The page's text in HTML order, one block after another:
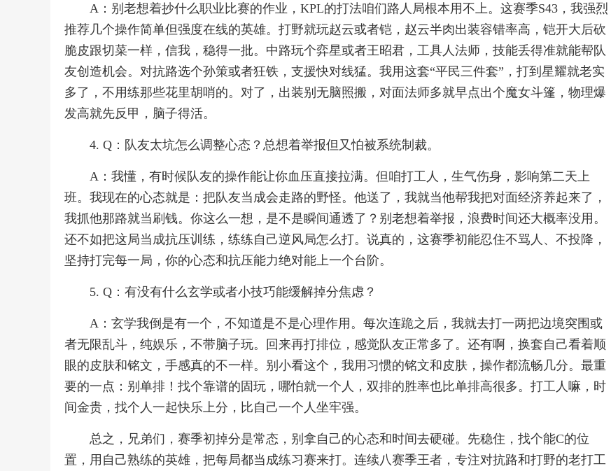
A：别老想着抄什么职业比赛的作业，KPL的打法咱们路人局根本用不上。这赛季S43，我强烈
推荐几个操作简单但强度在线的英雄。打野就玩赵云或者铠，赵云半肉出装容错率高，铠开大后砍
脆皮跟切菜一样，信我，稳得一批。中路玩个弈星或者王昭君，工具人法师，技能丢得准就能帮队
友创造机会。对抗路选个孙策或者狂铁，支援快对线猛。我用这套“平民三件套”，打到星耀就老实
多了，不用练那些花里胡哨的。对了，出装别无脑照搬，对面法师多就早点出个魔女斗篷，物理爆
发高就先反甲，脑子得活。
4. Q：队友太坑怎么调整心态？总想着举报但又怕被系统制裁。
A：我懂，有时候队友的操作能让你血压直接拉满。但咱打工人，生气伤身，影响第二天上
班。我现在的心态就是：把队友当成会走路的野怪。他送了，我就当他帮我把对面经济养起来了，
我抓他那路就当刷钱。你这么一想，是不是瞬间通透了？别老想着举报，浪费时间还大概率没用。
还不如把这局当成抗压训练，练练自己逆风局怎么打。说真的，这赛季初能忍住不骂人、不投降，
坚持打完每一局，你的心态和抗压能力绝对能上一个台阶。
5. Q：有没有什么玄学或者小技巧能缓解掉分焦虑？
A：玄学我倒是有一个，不知道是不是心理作用。每次连跪之后，我就去打一两把边境突围或
者无限乱斗，纯娱乐，不带脑子玩。回来再打排位，感觉队友正常多了。还有啊，换套自己看着顺
眼的皮肤和铭文，手感真的不一样。别小看这个，我用习惯的铭文和皮肤，操作都流畅几分。最重
要的一点：别单排！找个靠谱的固玩，哪怕就一个人，双排的胜率也比单排高很多。打工人嘛，时
间金贵，找个人一起快乐上分，比自己一个人坐牢强。
总之，兄弟们，赛季初掉分是常态，别拿自己的心态和时间去硬碰。先稳住，找个能C的位
置，用自己熟练的英雄，把每局都当成练习赛来打。连续八赛季王者，专注对抗路和打野的老打工